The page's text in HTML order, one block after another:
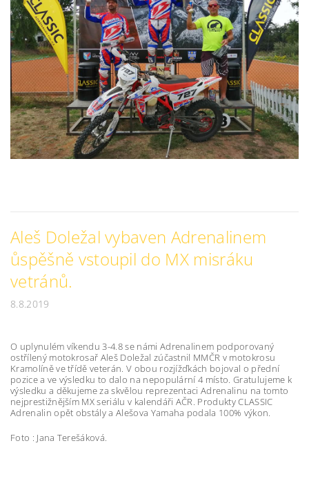
Aleš Doležal vybaven Adrenalinem
ůspěšně vstoupil do MX misráku
vetránů.
8.8.2019
O uplynulém víkendu 3-4.8 se námi Adrenalinem podporovaný
ostřílený motokrosař Aleš Doležal zúčastnil MMČR v motokrosu
Kramolíně ve třídě veterán. V obou rozjížďkách bojoval o přední
pozice a ve výsledku to dalo na nepopulární 4 místo. Gratulujeme k
výsledku a děkujeme za skvělou reprezentaci Adrenalinu na tomto
nejprestižnějším MX seriálu v kalendáři AČR. Produkty CLASSIC
Adrenalin opět obstály a Alešova Yamaha podala 100% výkon.
Foto : Jana Terešáková.